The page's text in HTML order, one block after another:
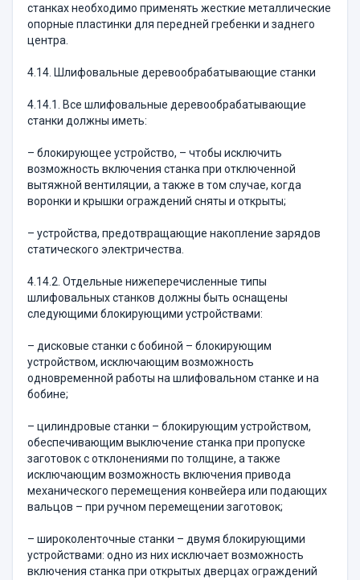
станках необходимо применять жесткие металлические
опорные пластинки для передней гребенки и заднего
центра.
4.14. Шлифовальные деревообрабатывающие станки
4.14.1. Все шлифовальные деревообрабатывающие
станки должны иметь:
– блокирующее устройство, – чтобы исключить
возможность включения станка при отключенной
вытяжной вентиляции, а также в том случае, когда
воронки и крышки ограждений сняты и открыты;
– устройства, предотвращающие накопление зарядов
статического электричества.
4.14.2. Отдельные нижеперечисленные типы
шлифовальных станков должны быть оснащены
следующими блокирующими устройствами:
– дисковые станки с бобиной – блокирующим
устройством, исключающим возможность
одновременной работы на шлифовальном станке и на
бобине;
– цилиндровые станки – блокирующим устройством,
обеспечивающим выключение станка при пропуске
заготовок с отклонениями по толщине, а также
исключающим возможность включения привода
механического перемещения конвейера или подающих
вальцов – при ручном перемещении заготовок;
– широколенточные станки – двумя блокирующими
устройствами: одно из них исключает возможность
включения станка при открытых дверцах ограждений